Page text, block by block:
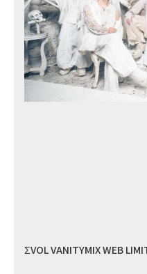
ΣVOL VANITYMIX WEB